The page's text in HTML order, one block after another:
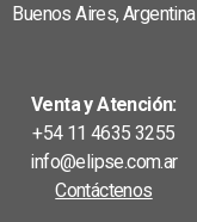
Buenos Aires, Argentina
Venta y Atención:
+54 11 4635 3255
info@elipse.com.ar
Contáctenos